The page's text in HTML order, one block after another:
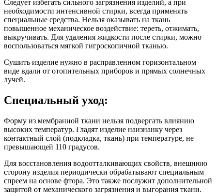
Следует избегать сильного загрязнения изделий, а при
необходимости интенсивной стирки, всегда применять
специальные средства. Нельзя оказывать на ткань
повышенное механическое воздействие: тереть, отжимать,
выкручивать. Для удаления жидкости после стирки, можно
воспользоваться мягкой гигроскопичной тканью.
Сушить изделие нужно в расправленном горизонтальном
виде вдали от отопительных приборов и прямых солнечных
лучей.
Специальный уход:
Форму из мембранной ткани нельзя подвергать влиянию
высоких температур. Гладят изделие наизнанку через
контактный слой (подкладка, ткань) при температуре, не
превышающей 110 градусов.
Для восстановления водоотталкивающих свойств, внешнюю
сторону изделия периодически обрабатывают специальным
спреем на основе фтора. Это также послужит дополнительной
защитой от механического загрязнения и выгорания ткани.